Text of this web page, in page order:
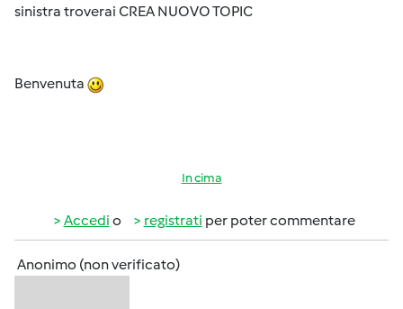
sinistra troverai CREA NUOVO TOPIC
Benvenuta
In cima
Accedi o registrati per poter commentare
Anonimo (non verificato)